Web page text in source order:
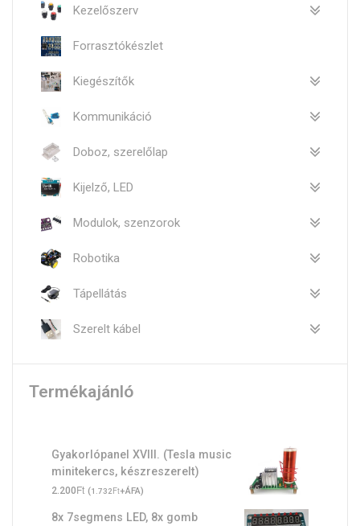
Kezelőszerv
Forrasztókészlet
Kiegészítők
Kommunikáció
Doboz, szerelőlap
Kijelző, LED
Modulok, szenzorok
Robotika
Tápellátás
Szerelt kábel
Termékajánló
Gyakorlópanel XVIII. (Tesla music
minitekercs, készreszerelt)
2.200Ft (1.732Ft+ÁFA)
8x 7segmens LED, 8x gomb